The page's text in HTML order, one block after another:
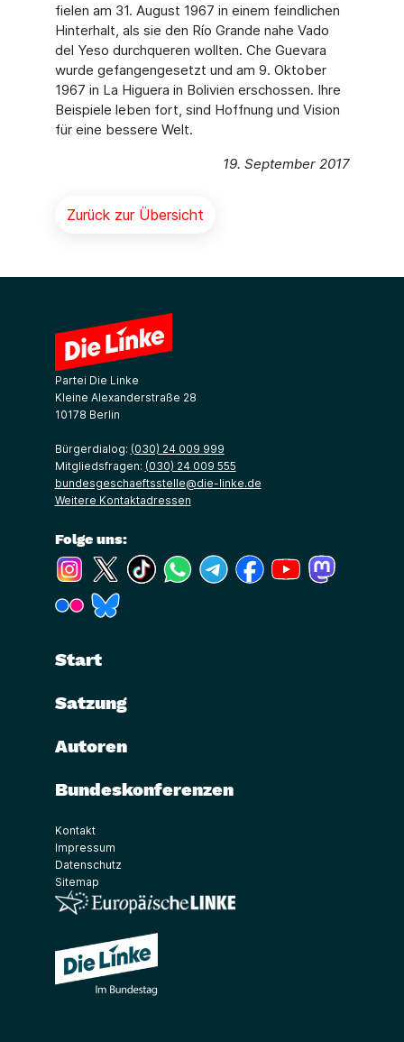
fielen am 31. August 1967 in einem feindlichen
Hinterhalt, als sie den Río Grande nahe Vado
del Yeso durchqueren wollten. Che Guevara
wurde gefangengesetzt und am 9. Oktober
1967 in La Higuera in Bolivien erschossen. Ihre
Beispiele leben fort, sind Hoffnung und Vision
für eine bessere Welt.
19. September 2017
Zurück zur Übersicht
Partei Die Linke
Kleine Alexanderstraße 28
10178 Berlin
Bürgerdialog: (030) 24 009 999
Mitgliedsfragen: (030) 24 009 555
bundesgeschaeftsstelle@die-linke.de
Weitere Kontaktadressen
Folge uns:
(Link öffnet ein neues Fenster)
(Link öffnet ein neues Fenster)
(Link öffnet ein neues Fenster)
(Link öffnet ein neues Fenster)
(Link öffnet ein neues Fenster)
(Link öffnet ein neues
(Link öffnet ein
(Link öffnet ein neues Fenster)
Start
Satzung
Autoren
Bundeskonferenzen
Kontakt
Impressum
Datenschutz
Sitemap
(Link öffnet ein neues Fenster)